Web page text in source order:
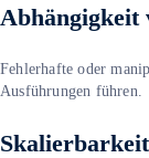
Abhängigkeit
Fehlerhafte oder
Ausführungen führen.
Skalierbarkeit